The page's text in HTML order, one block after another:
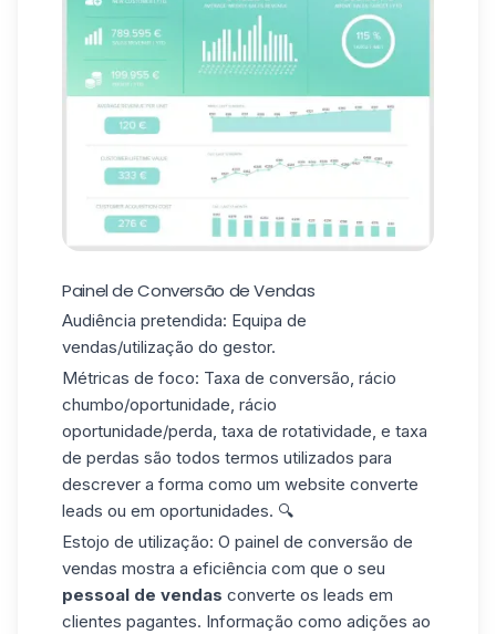
Painel de Conversão de Vendas
Audiência pretendida: Equipa de
vendas/utilização do gestor.
Métricas de foco: Taxa de conversão, rácio
chumbo/oportunidade, rácio
oportunidade/perda, taxa de rotatividade, e taxa
de perdas são todos termos utilizados para
descrever a forma como um website converte
leads ou em oportunidades. 🔍
Estojo de utilização: O painel de conversão de
vendas mostra a eficiência com que o seu
pessoal de vendas converte os leads em
clientes pagantes. Informação como adições ao